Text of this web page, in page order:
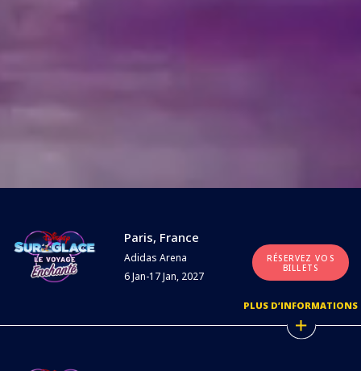
Paris, France
Adidas Arena
6 Jan-17 Jan, 2027
RÉSERVEZ VOS
BILLETS
PLUS D’INFORMATIONS